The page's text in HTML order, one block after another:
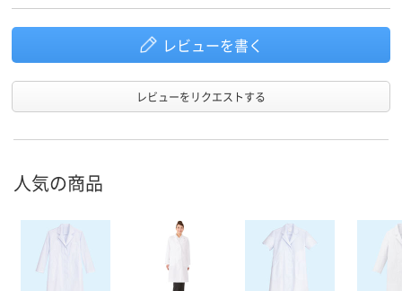
レビューを書く
レビューをリクエストする
人気の商品